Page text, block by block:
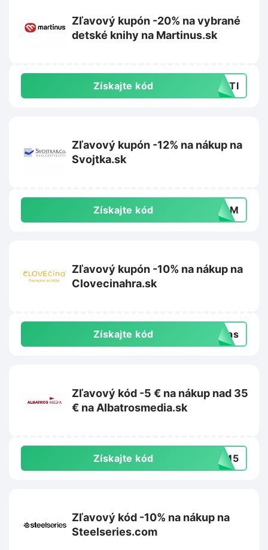
Zľavový kupón -20% na vybrané
detské knihy na Martinus.sk
Získajte kód DETI
Zľavový kupón -12% na nákup na
Svojtka.sk
Získajte kód ZNPM
Zľavový kupón -10% na nákup na
Clovecinahra.sk
Získajte kód ypas
Zľavový kód -5 € na nákup nad 35
€ na Albatrosmedia.sk
Získajte kód MM5
Zľavový kód -10% na nákup na
Steelseries.com